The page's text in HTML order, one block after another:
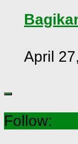
April
Follow: